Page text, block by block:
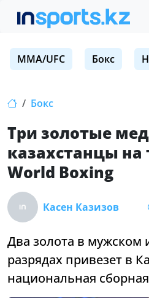
MMA/UFC Бокс
Бокс
Три золотые
казахстанцы на
World Boxing
Касен Казизов
Два золота в мужском
разрядах привезет в
национальная